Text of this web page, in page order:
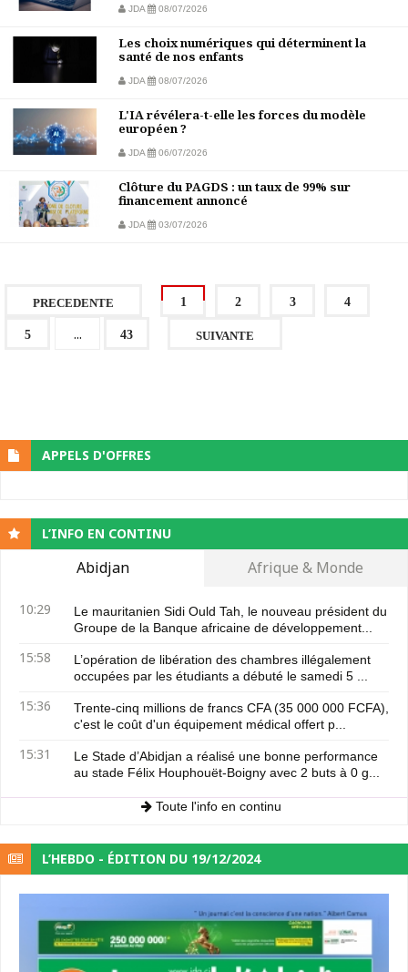
JDA 08/07/2026
Les choix numériques qui déterminent la
santé de nos enfants
JDA 08/07/2026
L'IA révélera-t-elle les forces du modèle
européen ?
JDA 06/07/2026
Clôture du PAGDS : un taux de 99% sur
financement annoncé
JDA 03/07/2026
PRECEDENTE 1 2 3 4
5 ... 43 SUIVANTE
APPELS D'OFFRES
L’INFO EN CONTINU
Abidjan Afrique & Monde
10:29
Le mauritanien Sidi Ould Tah, le nouveau président du
Groupe de la Banque africaine de développement...
15:58
L’opération de libération des chambres illégalement
occupées par les étudiants a débuté le samedi 5 ...
15:36
Trente-cinq millions de francs CFA (35 000 000 FCFA),
c'est le coût d'un équipement médical offert p...
15:31
Le Stade d’Abidjan a réalisé une bonne performance
au stade Félix Houphouët-Boigny avec 2 buts à 0 g...
Toute l'info en continu
L’HEBDO - ÉDITION DU 19/12/2024